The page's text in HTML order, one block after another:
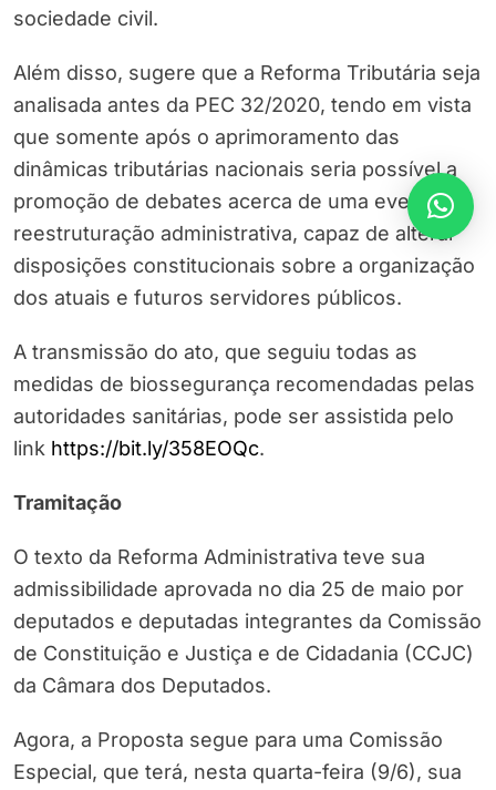
sociedade civil.
Além disso, sugere que a Reforma Tributária seja
analisada antes da PEC 32/2020, tendo em vista
que somente após o aprimoramento das
dinâmicas tributárias nacionais seria possível a
promoção de debates acerca de uma eventual
reestruturação administrativa, capaz de alterar
disposições constitucionais sobre a organização
dos atuais e futuros servidores públicos.
A transmissão do ato, que seguiu todas as
medidas de biossegurança recomendadas pelas
autoridades sanitárias, pode ser assistida pelo
link https://bit.ly/358EOQc.
Tramitação
O texto da Reforma Administrativa teve sua
admissibilidade aprovada no dia 25 de maio por
deputados e deputadas integrantes da Comissão
de Constituição e Justiça e de Cidadania (CCJC)
da Câmara dos Deputados.
Agora, a Proposta segue para uma Comissão
Especial, que terá, nesta quarta-feira (9/6), sua